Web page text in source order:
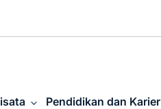
Pendidikan dan Karier